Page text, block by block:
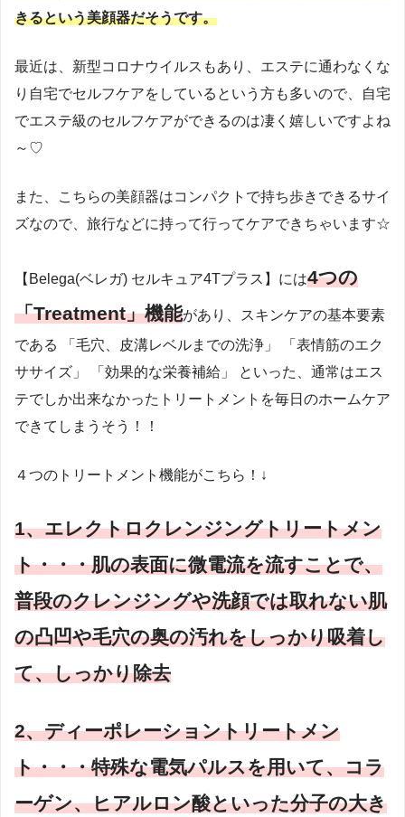
きるという美顔器だそうです。
最近は、新型コロナウイルスもあり、エステに通わなくな
り自宅でセルフケアをしているという方も多いので、自宅
でエステ級のセルフケアができるのは凄く嬉しいですよね
～♡
また、こちらの美顔器はコンパクトで持ち歩きできるサイ
ズなので、旅行などに持って行ってケアできちゃいます☆
【Belega(ベレガ) セルキュア4Tプラス】には4つの
「Treatment」機能があり、スキンケアの基本要素
である 「毛穴、皮溝レベルまでの洗浄」 「表情筋のエク
ササイズ」 「効果的な栄養補給」 といった、通常はエス
テでしか出来なかったトリートメントを毎日のホームケア
できてしまうそう！！
４つのトリートメント機能がこちら！↓
1、エレクトロクレンジングトリートメン
ト・・・肌の表面に微電流を流すことで、
普段のクレンジングや洗顔では取れない肌
の凸凹や毛穴の奥の汚れをしっかり吸着し
て、しっかり除去
2、ディーポレーショントリートメン
ト・・・特殊な電気パルスを用いて、コラ
ーゲン、ヒアルロン酸といった分子の大き